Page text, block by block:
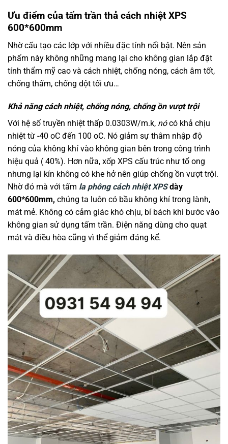
Ưu điểm của tấm trần thả cách nhiệt XPS
600*600mm
Nhờ cấu tạo các lớp với nhiều đặc tính nổi bật. Nên sản
phẩm này không những mang lại cho không gian lắp đặt
tính thẩm mỹ cao và cách nhiệt, chống nóng, cách âm tốt,
chống thấm, chống dột tối ưu…
Khả năng cách nhiệt, chống nóng, chống ồn vượt trội
Với hệ số truyền nhiệt thấp 0.0303W/m.k, nócó khả chịu
nhiệt từ -40 oC đến 100 oC. Nó giảm sự thâm nhập độ
nóng của không khí vào không gian bên trong công trình
hiệu quả ( 40%). Hơn nữa, xốp XPS cấu trúc như tổ ong
nhưng lại kín không có khe hở nên giúp chống ồn vượt trội.
Nhờ đó mà với tấm la phông cách nhiệt XPSdày
600*600mm, chúng ta luôn có bầu không khí trong lành,
mát mẻ. Không có cảm giác khó chịu, bí bách khi bước vào
không gian sử dụng tấm trần. Điện năng dùng cho quạt
mát và điều hòa cũng vì thể giảm đáng kể.